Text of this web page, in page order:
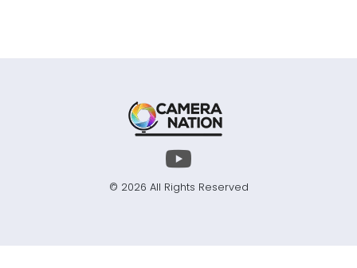
© 2026 All Rights Reserved